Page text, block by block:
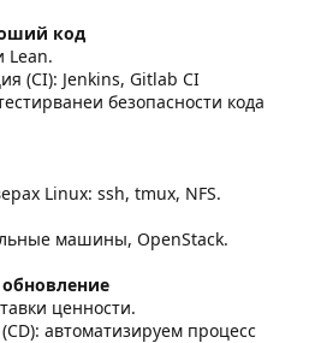
код
Lean.
(CI): Jenkins, Gitlab CI
безопасности кода
Linux: ssh, tmux, NFS.
машины, OpenStack.
обновление
ценности.
автоматизируем процесс